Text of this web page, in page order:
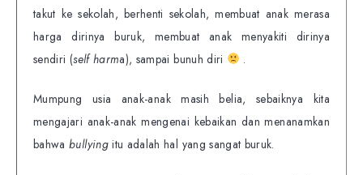
takut ke sekolah, berhenti sekolah, membuat anak merasa
harga dirinya buruk, membuat anak menyakiti dirinya
sendiri (self harma), sampai bunuh diri .
Mumpung usia anak-anak masih belia, sebaiknya kita
mengajari anak-anak mengenai kebaikan dan menanamkan
bahwabullyingitu adalah hal yang sangat buruk.